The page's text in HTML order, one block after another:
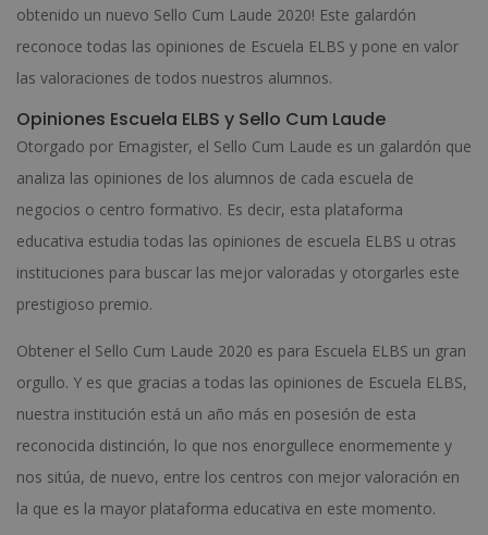
obtenido un nuevo Sello Cum Laude 2020! Este galardón
reconoce todas las opiniones de Escuela ELBS y pone en valor
las valoraciones de todos nuestros alumnos.
Opiniones Escuela ELBS y Sello Cum Laude
Otorgado por Emagister, el Sello Cum Laude es un galardón que
analiza las opiniones de los alumnos de cada escuela de
negocios o centro formativo. Es decir, esta plataforma
educativa estudia todas las opiniones de escuela ELBS u otras
instituciones para buscar las mejor valoradas y otorgarles este
prestigioso premio.
Obtener el Sello Cum Laude 2020 es para Escuela ELBS un gran
orgullo. Y es que gracias a todas las opiniones de Escuela ELBS,
nuestra institución está un año más en posesión de esta
reconocida distinción, lo que nos enorgullece enormemente y
nos sitúa, de nuevo, entre los centros con mejor valoración en
la que es la mayor plataforma educativa en este momento.